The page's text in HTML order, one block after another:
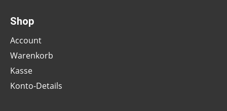
Shop
Account
Warenkorb
Kasse
Konto-Details